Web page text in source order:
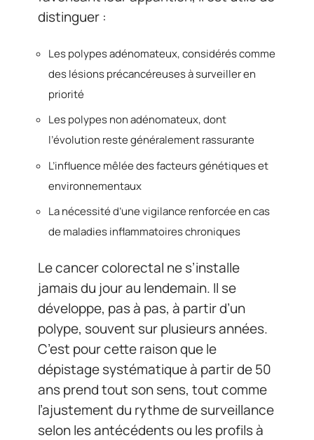
distinguer :
Les polypes adénomateux, considérés comme
des lésions précancéreuses à surveiller en
priorité
Les polypes non adénomateux, dont
l’évolution reste généralement rassurante
L’influence mêlée des facteurs génétiques et
environnementaux
La nécessité d’une vigilance renforcée en cas
de maladies inflammatoires chroniques
Le cancer colorectal ne s’installe
jamais du jour au lendemain. Il se
développe, pas à pas, à partir d’un
polype, souvent sur plusieurs années.
C’est pour cette raison que le
dépistage systématique à partir de 50
ans prend tout son sens, tout comme
l’ajustement du rythme de surveillance
selon les antécédents ou les profils à